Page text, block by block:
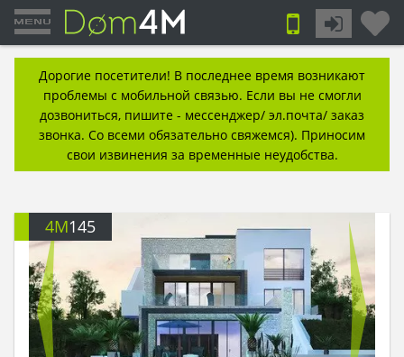
Дорогие посетители! В последнее время возникают
проблемы с мобильной связью. Если вы не смогли
дозвониться, пишите - мессенджер/ эл.почта/ заказ
звонка. Со всеми обязательно свяжемся). Приносим
свои извинения за временные неудобства.
4M145